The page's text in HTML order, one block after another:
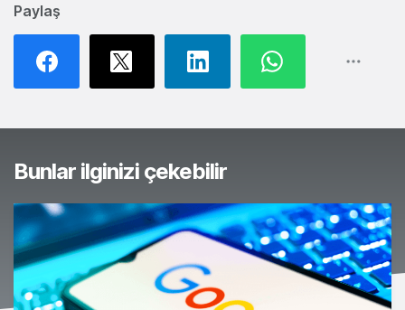
Paylaş
Bunlar ilginizi çekebilir